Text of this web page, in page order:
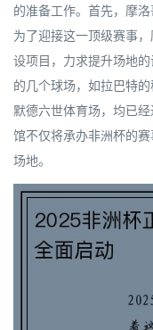
的准备工作。首先，摩
为了迎接这一顶级赛事
设项目，力求提升场地
的几个球场，如拉巴特
默德六世体育场，均已
馆不仅将承办非洲杯的
场地。